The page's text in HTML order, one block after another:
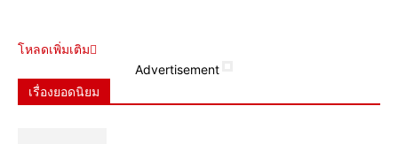
โหลดเพิ่มเติม
Advertisement
เรื่องยอดนิยม